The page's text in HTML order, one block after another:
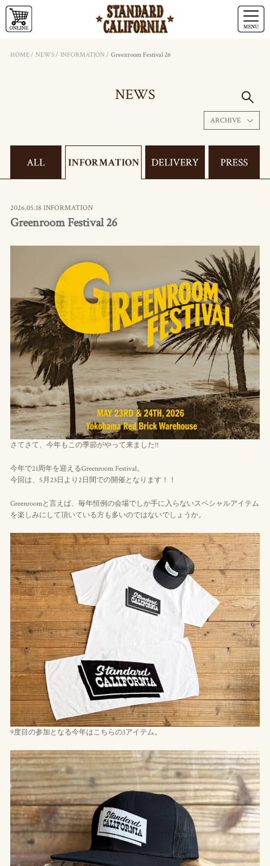
HOME/ NEWS/ INFORMATION / Greenroom Festival 26
NEWS
ARCHIVE
2026.05.18 INFORMATION
Greenroom Festival 26
さてさて、今年もこの季節がやって来ました!!
今年で21周年を迎えるGreenroom Festival。
今回は、5月23日より2日間での開催となります！！
Greenroomと言えば、毎年恒例の会場でしか手に入らないスペシャルアイテム
を楽しみにして頂いている方も多いのではないでしょうか。
9度目の参加となる今年はこちらの3アイテム。